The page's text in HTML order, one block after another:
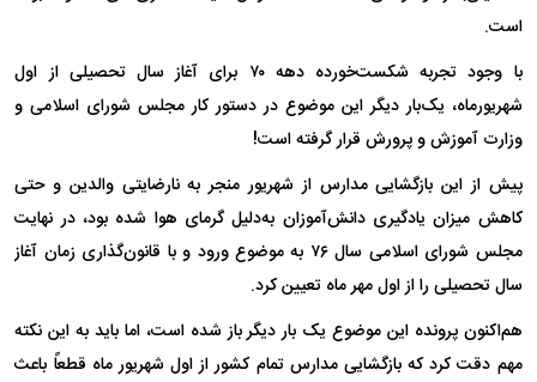
است.
با وجود تجربه شکست‌خورده دهه ۷۰ برای آغاز سال تحصیلی از اول
شهریورماه، یک‌بار دیگر این موضوع در دستور کار مجلس شورای اسلامی و
وزارت آموزش و پرورش قرار گرفته است!
پیش از این بازگشایی مدارس از شهریور منجر به نارضایتی والدین و حتی
کاهش میزان یادگیری دانش‌آموزان به‌دلیل گرمای هوا شده بود، در نهایت
مجلس شورای اسلامی سال ۷۶ به موضوع ورود و با قانون‌گذاری زمان آغاز
سال تحصیلی را از اول مهر ماه تعیین کرد.
هم‌اکنون پرونده این موضوع یک بار دیگر باز شده است، اما باید به این نکته
مهم دقت کرد که بازگشایی مدارس تمام کشور از اول شهریور ماه قطعاً باعث